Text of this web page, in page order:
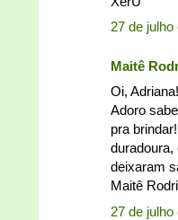
27 de julho
Maitê
Oi,
Adoro
pra
deixaram
Maitê
27 de julho